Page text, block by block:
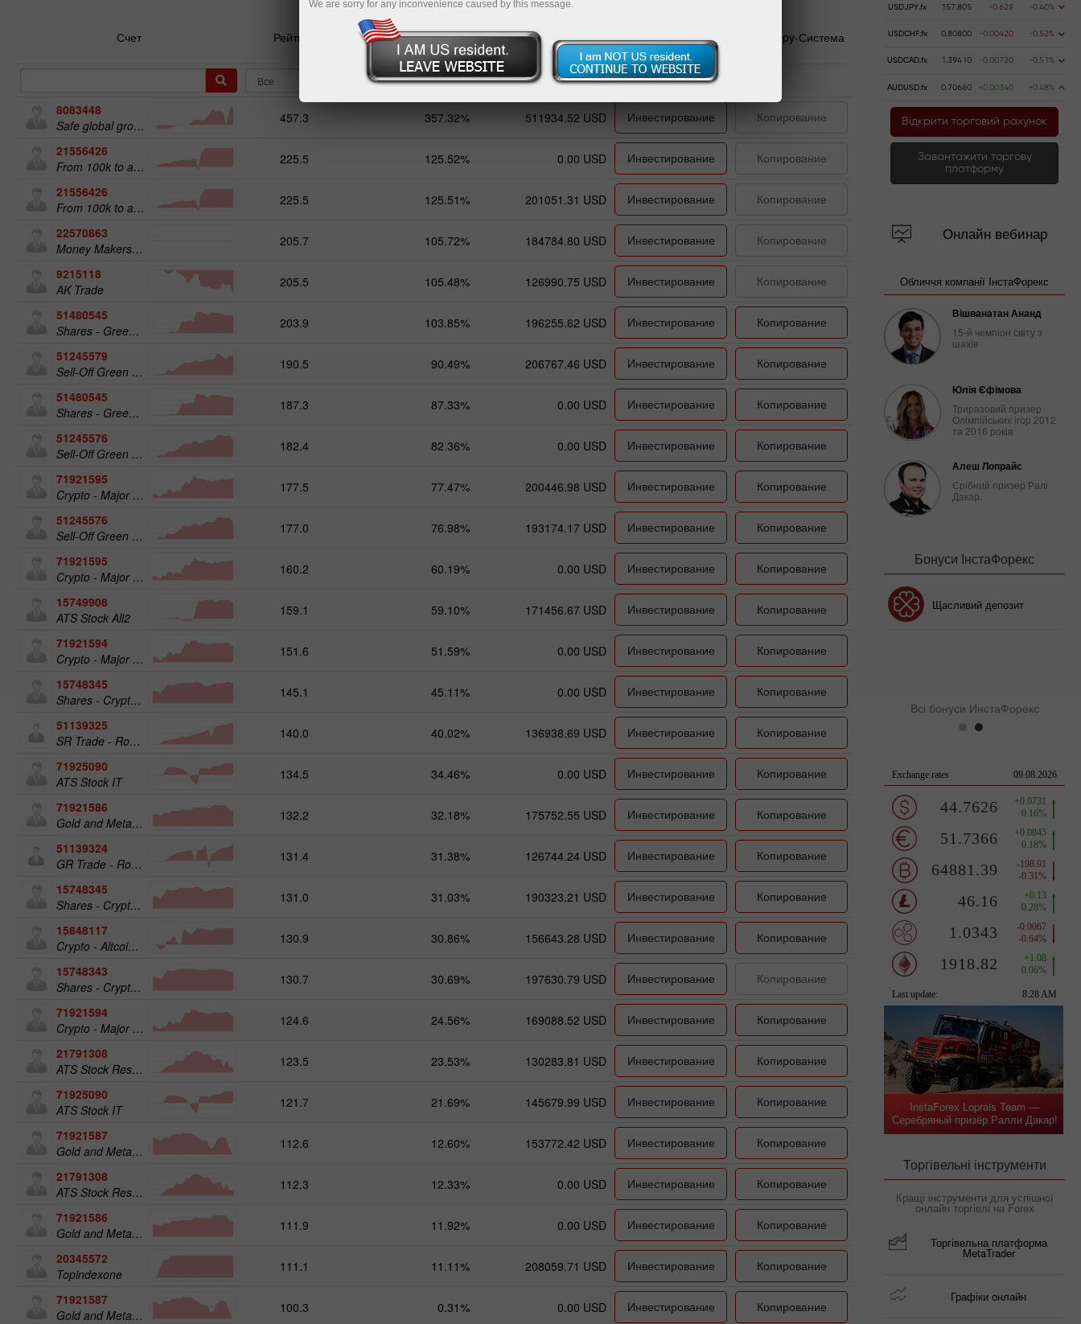
Счет Рейтинг Общая прибыль Баланс ПАММ-Система ForexCopy-Система
8083448
Safe global growth
457.3 357.32% 511934.52 USD Инвестирование Копирование
21556426
From 100k to a Million
225.5 125.52% 0.00 USD Инвестирование Копирование
21556426
From 100k to a Million
225.5 125.51% 201051.31 USD Инвестирование Копирование
22570863
Money Makers club
205.7 105.72% 184784.80 USD Инвестирование Копирование
9215118
AK Trade
205.5 105.48% 126990.75 USD Инвестирование Копирование
51480545
Shares - Green Energy 25
203.9 103.85% 196255.62 USD Инвестирование Копирование
51245579
Sell-Off Green Energy 50
190.5 90.49% 206767.46 USD Инвестирование Копирование
51480545
Shares - Green Energy 25
187.3 87.33% 0.00 USD Инвестирование Копирование
51245576
Sell-Off Green Energy 25
182.4 82.36% 0.00 USD Инвестирование Копирование
71921595
Crypto - Major crypto 50
177.5 77.47% 200446.98 USD Инвестирование Копирование
51245576
Sell-Off Green Energy 25
177.0 76.98% 193174.17 USD Инвестирование Копирование
71921595
Crypto - Major crypto 50
160.2 60.19% 0.00 USD Инвестирование Копирование
15749908
ATS Stock All2
159.1 59.10% 171456.67 USD Инвестирование Копирование
71921594
Crypto - Major crypto 25
151.6 51.59% 0.00 USD Инвестирование Копирование
15748345
Shares - Crypto 50
145.1 45.11% 0.00 USD Инвестирование Копирование
51139325
SR Trade - RoboTRADE24
140.0 40.02% 136938.69 USD Инвестирование Копирование
71925090
ATS Stock IT
134.5 34.46% 0.00 USD Инвестирование Копирование
71921586
Gold and Metals 25
132.2 32.18% 175752.55 USD Инвестирование Копирование
51139324
GR Trade - RoboTRADE24
131.4 31.38% 126744.24 USD Инвестирование Копирование
15748345
Shares - Crypto 50
131.0 31.03% 190323.21 USD Инвестирование Копирование
15848117
Crypto - Altcoins 25
130.9 30.86% 156643.28 USD Инвестирование Копирование
15748343
Shares - Crypto 25
130.7 30.69% 197630.79 USD Инвестирование Копирование
71921594
Crypto - Major crypto 25
124.6 24.56% 169088.52 USD Инвестирование Копирование
21791308
ATS Stock Resources
123.5 23.53% 130283.81 USD Инвестирование Копирование
71925090
ATS Stock IT
121.7 21.69% 145679.99 USD Инвестирование Копирование
71921587
Gold and Metals 50
112.6 12.60% 153772.42 USD Инвестирование Копирование
21791308
ATS Stock Resources
112.3 12.33% 0.00 USD Инвестирование Копирование
71921586
Gold and Metals 25
111.9 11.92% 0.00 USD Инвестирование Копирование
20345572
Topindexone
111.1 11.11% 208059.71 USD Инвестирование Копирование
71921587
Gold and Metals 50
100.3 0.31% 0.00 USD Инвестирование Копирование
USDJPY.fx 157.805 -0.629 -0.40%
USDCHF.fx 0.80800 -0.00420 -0.52%
USDCAD.fx 1.39410 -0.00720 -0.51%
AUDUSD.fx 0.70660 +0.00340 +0.48%
Відкрити торговий рахунок
Завантажити торгову
платформу
Онлайн вебинар
Обличчя компанії ІнстаФорекс
Вішванатан Ананд
15-й чемпіон світу з
шахів
Юлія Єфімова
Триразовий призер
Олімпійських ігор 2012
та 2016 років
Алеш Лопрайс
Срібний призер Ралі
Дакар.
Бонуси ІнстаФорекс
Бонус 30%
Клубний бонус
Щасливий депозит Бонус 30%
Клубний бонус
Щасливий депозит
Всі бонуси ИнстаФорекс
InstaForex Loprais Team —
Серебряный призёр Ралли Дакар!
Торгівельні інструменти
Кращі інструменти для успішної
онлайн торгівлі на Forex
Торгівельна платформа
MetaTrader
Графіки онлайн
We are sorry for any inconvenience caused by this message.